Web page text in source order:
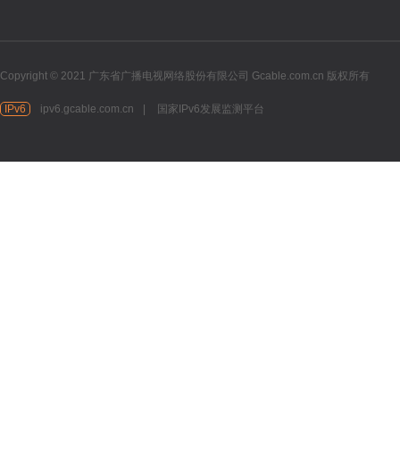
Copyright © 2021 广东省广播电视网络股份有限公司 Gcable.com.cn 版权所有
IPv6 ipv6.gcable.com.cn 国家IPv6发展监测平台